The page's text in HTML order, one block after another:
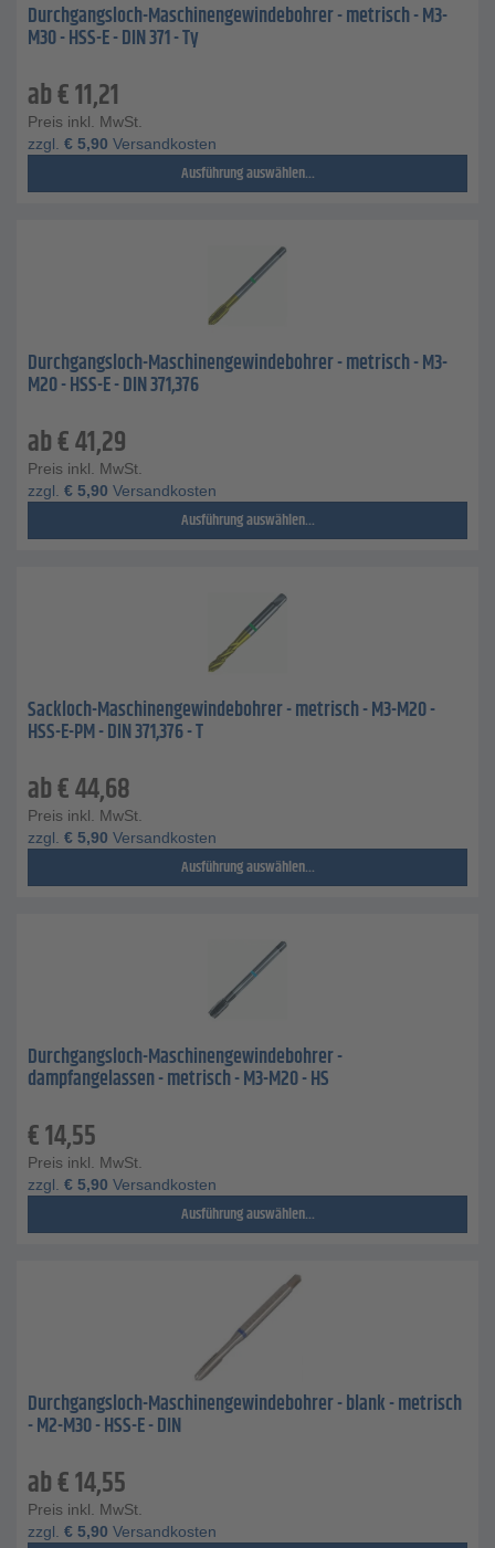
Durchgangsloch-Maschinengewindebohrer - metrisch - M3-
M30 - HSS-E - DIN 371 - Ty
ab€11,21
Preis inkl. MwSt.
zzgl. € 5,90 Versandkosten
Ausführung auswählen...
Durchgangsloch-Maschinengewindebohrer - metrisch - M3-
M20 - HSS-E - DIN 371,376
ab€41,29
Preis inkl. MwSt.
zzgl. € 5,90 Versandkosten
Ausführung auswählen...
Sackloch-Maschinengewindebohrer - metrisch - M3-M20 -
HSS-E-PM - DIN 371,376 - T
ab€44,68
Preis inkl. MwSt.
zzgl. € 5,90 Versandkosten
Ausführung auswählen...
Durchgangsloch-Maschinengewindebohrer -
dampfangelassen - metrisch - M3-M20 - HS
€14,55
Preis inkl. MwSt.
zzgl. € 5,90 Versandkosten
Ausführung auswählen...
Durchgangsloch-Maschinengewindebohrer - blank - metrisch
- M2-M30 - HSS-E - DIN
ab€14,55
Preis inkl. MwSt.
zzgl. € 5,90 Versandkosten